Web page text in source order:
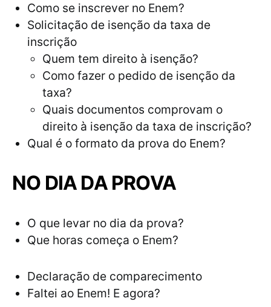
Como se inscrever no Enem?
Solicitação de isenção da taxa de
inscrição
Quem tem direito à isenção?
Como fazer o pedido de isenção da
taxa?
Quais documentos comprovam o
direito à isenção da taxa de inscrição?
Qual é o formato da prova do Enem?
NO DIA DA PROVA
O que levar no dia da prova?
Que horas começa o Enem?
Declaração de comparecimento
Faltei ao Enem! E agora?